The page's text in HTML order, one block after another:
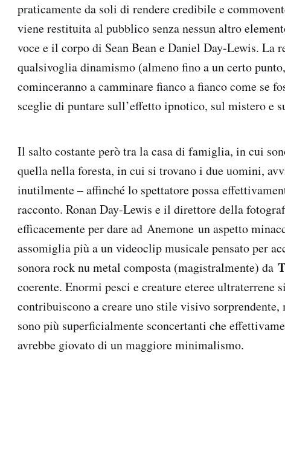
praticamente da soli di rendere credibile e
viene restituita al pubblico senza nessun altro
voce e il corpo di Sean Bean e Daniel Day-Lewis. La
qualsivoglia dinamismo (almeno fino a un certo
cominceranno a camminare fianco a fianco come se
sceglie di puntare sull’effetto ipnotico, sul mistero e
Il salto costante però tra la casa di famiglia, in cui
quella nella foresta, in cui si trovano i due uomini,
inutilmente – affinché lo spettatore possa
racconto. Ronan Day-Lewis e il direttore della
efficacemente per dare ad Anemone un aspetto
assomiglia più a un videoclip musicale pensato per
sonora rock nu metal composta (magistralmente) da
coerente. Enormi pesci e creature eteree ultraterrene
contribuiscono a creare uno stile visivo
sono più superficialmente sconcertanti che
avrebbe giovato di un maggiore minimalismo.